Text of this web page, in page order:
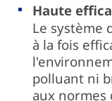
Haute
Le système
à la fois
polluant ni
aux normes